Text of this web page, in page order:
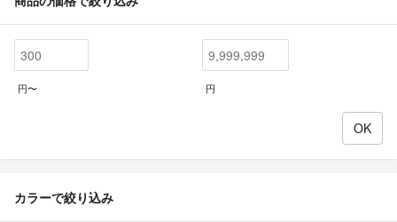
円〜 円
カラーで絞り込み